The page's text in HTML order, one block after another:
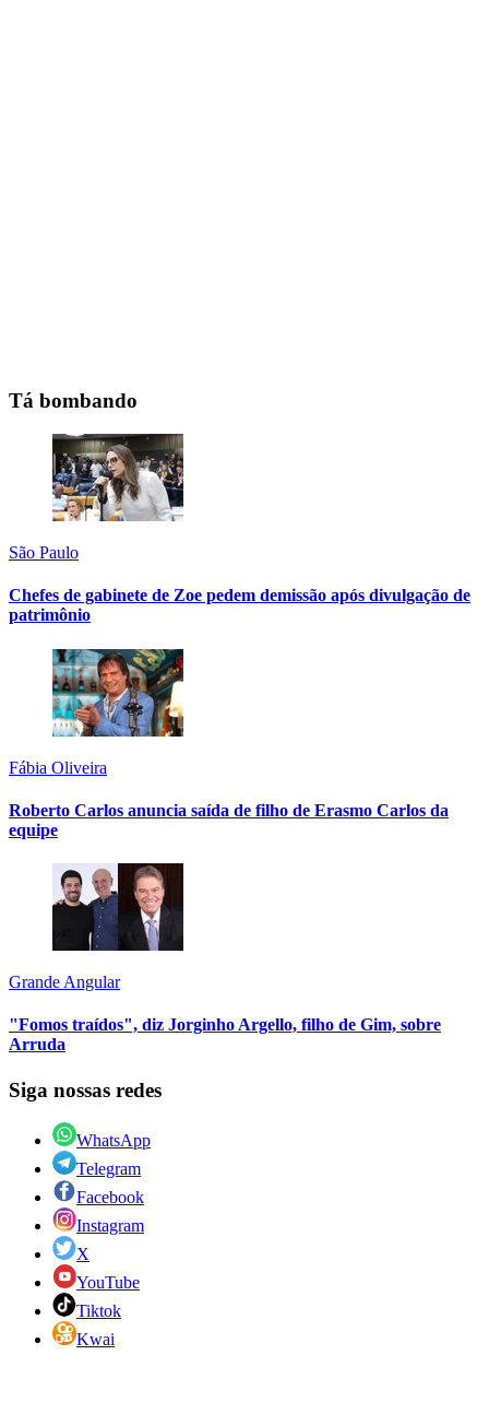
Tá bombando
São Paulo
Chefes de gabinete de Zoe pedem demissão após divulgação de
patrimônio
Fábia Oliveira
Roberto Carlos anuncia saída de filho de Erasmo Carlos da
equipe
Grande Angular
"Fomos traídos", diz Jorginho Argello, filho de Gim, sobre
Arruda
Siga nossas redes
WhatsApp
Telegram
Facebook
Instagram
X
YouTube
Tiktok
Kwai